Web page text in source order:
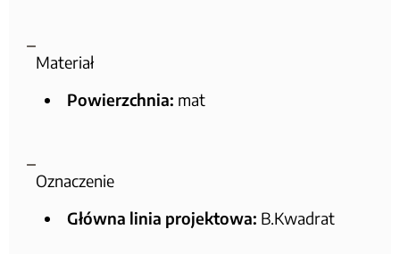
Materiał
Powierzchnia: mat
Oznaczenie
Główna linia projektowa: B.Kwadrat